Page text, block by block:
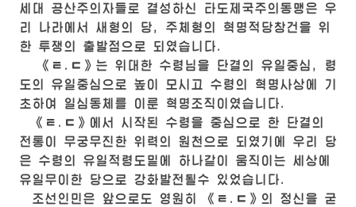
세대 공산주의자들로 결성하신 타도제국주의동맹은 우
리 나라에서 새형의 당, 주체형의 혁명적당창건을 위
한 투쟁의 출발점으로 되였습니다.
《ㅌ.ㄷ》는 위대한 수령 님을 단결의 유일중심, 령
도의 유일중심으로 높이 모시고 수령 의 혁명사상에 기
초하여 일심동체를 이룬 혁명조직이였습니다.
《ㅌ.ㄷ》에서 시작된 수령을 중심으로 한 단결의
전통이 무궁무진한 위력의 원천으로 되였기에 우리 당
은 수령 의 유일적령도밑에 하나같이 움직이는 세상에
유일무이한 당으로 강화발전될수 있었습니다.
조선인민은 앞으로도 영원히 《ㅌ.ㄷ》의 정신을 굳